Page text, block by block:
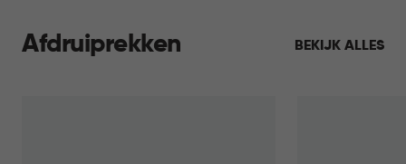
Afdruiprekken BEKIJK ALLES